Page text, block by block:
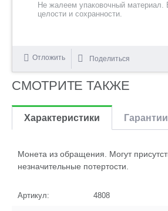
Не жалеем упаковочный материал.
целости и сохранности.
Отложить Поделиться
СМОТРИТЕ ТАКЖЕ
Характеристики
Монета из обращения. Могут
незначительные потертости.
Артикул: 4808